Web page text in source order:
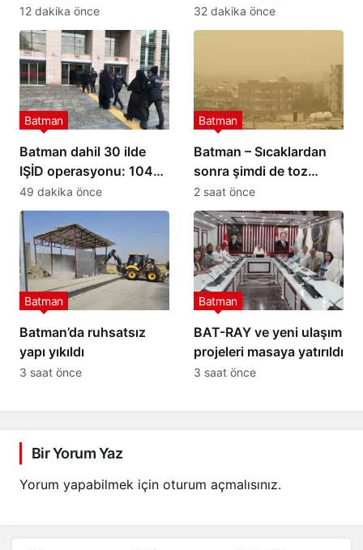
Bölgemizin geleceği
açısından önemli bir
adım
12 dakika önce 32 dakika önce
Batman dahil 30 ilde
IŞİD operasyonu: 104
şüpheli yakalandı
Batman
49 dakika önce
Batman – Sıcaklardan
sonra şimdi de toz
taşınımı
Batman
2 saat önce
Batman’da ruhsatsız
yapı yıkıldı
Batman
3 saat önce
BAT-RAY ve yeni ulaşım
projeleri masaya yatırıldı
Batman
3 saat önce
Bir Yorum Yaz
Yorum yapabilmek için oturum açmalısınız.